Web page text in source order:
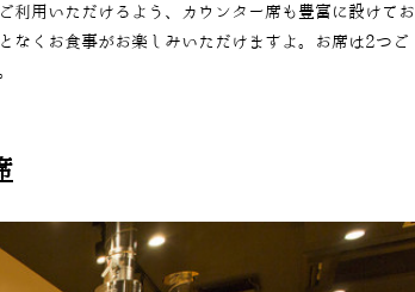
利用いただけるよう、カウンター席も豊富に設けてお
なくお食事がお楽しみいただけますよ。お席は2つご